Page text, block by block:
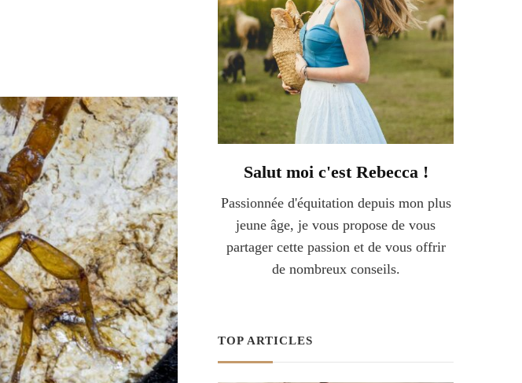
Salut moi c'est Rebecca !
Passionnée d'équitation depuis mon plus
jeune âge, je vous propose de vous
partager cette passion et de vous offrir
de nombreux conseils.
TOP ARTICLES